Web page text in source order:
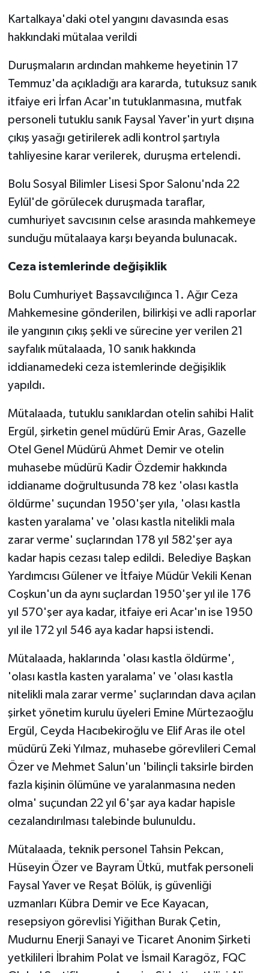
Kartalkaya'daki otel yangını davasında esas
hakkındaki mütalaa verildi
Duruşmaların ardından mahkeme heyetinin 17
Temmuz'da açıkladığı ara kararda, tutuksuz sanık
itfaiye eri İrfan Acar'ın tutuklanmasına, mutfak
personeli tutuklu sanık Faysal Yaver'in yurt dışına
çıkış yasağı getirilerek adli kontrol şartıyla
tahliyesine karar verilerek, duruşma ertelendi.
Bolu Sosyal Bilimler Lisesi Spor Salonu'nda 22
Eylül'de görülecek duruşmada taraflar,
cumhuriyet savcısının celse arasında mahkemeye
sunduğu mütalaaya karşı beyanda bulunacak.
Ceza istemlerinde değişiklik
Bolu Cumhuriyet Başsavcılığınca 1. Ağır Ceza
Mahkemesine gönderilen, bilirkişi ve adli raporlar
ile yangının çıkış şekli ve sürecine yer verilen 21
sayfalık mütalaada, 10 sanık hakkında
iddianamedeki ceza istemlerinde değişiklik
yapıldı.
Mütalaada, tutuklu sanıklardan otelin sahibi Halit
Ergül, şirketin genel müdürü Emir Aras, Gazelle
Otel Genel Müdürü Ahmet Demir ve otelin
muhasebe müdürü Kadir Özdemir hakkında
iddianame doğrultusunda 78 kez 'olası kastla
öldürme' suçundan 1950'şer yıla, 'olası kastla
kasten yaralama' ve 'olası kastla nitelikli mala
zarar verme' suçlarından 178 yıl 582'şer aya
kadar hapis cezası talep edildi. Belediye Başkan
Yardımcısı Gülener ve İtfaiye Müdür Vekili Kenan
Coşkun'un da aynı suçlardan 1950'şer yıl ile 176
yıl 570'şer aya kadar, itfaiye eri Acar'ın ise 1950
yıl ile 172 yıl 546 aya kadar hapsi istendi.
Mütalaada, haklarında 'olası kastla öldürme',
'olası kastla kasten yaralama' ve 'olası kastla
nitelikli mala zarar verme' suçlarından dava açılan
şirket yönetim kurulu üyeleri Emine Mürtezaoğlu
Ergül, Ceyda Hacıbekiroğlu ve Elif Aras ile otel
müdürü Zeki Yılmaz, muhasebe görevlileri Cemal
Özer ve Mehmet Salun'un 'bilinçli taksirle birden
fazla kişinin ölümüne ve yaralanmasına neden
olma' suçundan 22 yıl 6'şar aya kadar hapisle
cezalandırılması talebinde bulunuldu.
Mütalaada, teknik personel Tahsin Pekcan,
Hüseyin Özer ve Bayram Ütkü, mutfak personeli
Faysal Yaver ve Reşat Bölük, iş güvenliği
uzmanları Kübra Demir ve Ece Kayacan,
resepsiyon görevlisi Yiğithan Burak Çetin,
Mudurnu Enerji Sanayi ve Ticaret Anonim Şirketi
yetkilileri İbrahim Polat ve İsmail Karagöz, FQC